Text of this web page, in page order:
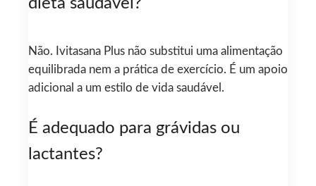
dieta saudável?
Não. Ivitasana Plus não substitui uma alimentação
equilibrada nem a prática de exercício. É um apoio
adicional a um estilo de vida saudável.
É adequado para grávidas ou
lactantes?